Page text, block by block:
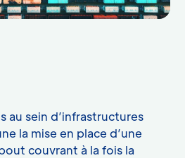
au sein d’infrastructures
la mise en place d’une
couvrant à la fois la